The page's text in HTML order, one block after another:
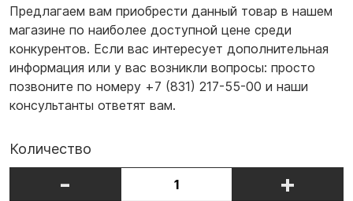
Предлагаем вам приобрести данный товар в нашем
магазине по наиболее доступной цене среди
конкурентов. Если вас интересует дополнительная
информация или у вас возникли вопросы: просто
позвоните по номеру +7 (831) 217-55-00 и наши
консультанты ответят вам.
Количество
- +